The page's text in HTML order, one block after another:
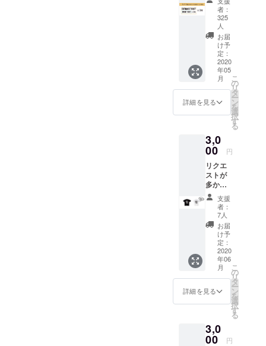
る。阪急河
原町1番出口
から徒歩１
分、WORLD
KYOTOへお
こしやす。
Kyoto valley
Year after
year, since
its opening
near Shijo
Kiyamachi in
2001,
WORLD has
continued to
get bigger
and bigger!
Today with a
full capacity
of 1000, it is
one of
biggest
entertainme
り致し
ます。
※ご支援
をして
いただ
く際に
『上乗
せ支
援』を
するこ
とがで
す場合
は、リ
の額に
上乗せ
して、
ご支援
頂けま
すと大
変嬉し
いで
す。
ケット1
枚】
”3000
円(３ド
リンク
付き）”
を一口
としま
して、
今後の
イベン
な、３
ドリン
ク付き
のチ
ケット
をリ
ターン
とさせ
て頂き
ます。 *
有効期
限：チ
ケット
はお受
け取り
から1年
*混雑が
の場合
は、入
者：
325
人
お届
け予
定：
2020
年05
月
詳細を見る
こ
の
リ
タ
ー
ン
を
選
択
す
る
3,0
00 円
リクエ
ストが
多かっ
たキッ
ズサイ
ズを特
別価格
でご用
意しま
した。
子供の
未来が
WORLD
PEACE
LOVEで
ありま
に！
【WOR
支援
者：
7人
お届
け予
定：
2020
年06
月
詳細を見る
こ
の
リ
タ
ー
ン
を
選
択
す
る
3,0
00 円